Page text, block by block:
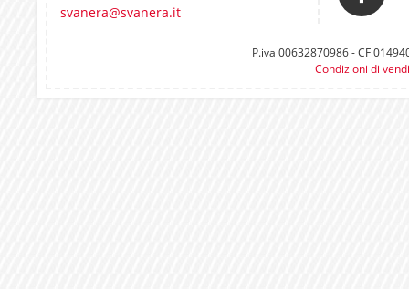
svanera@svanera.it
P.iva 00632870986 - CF
Condizioni di